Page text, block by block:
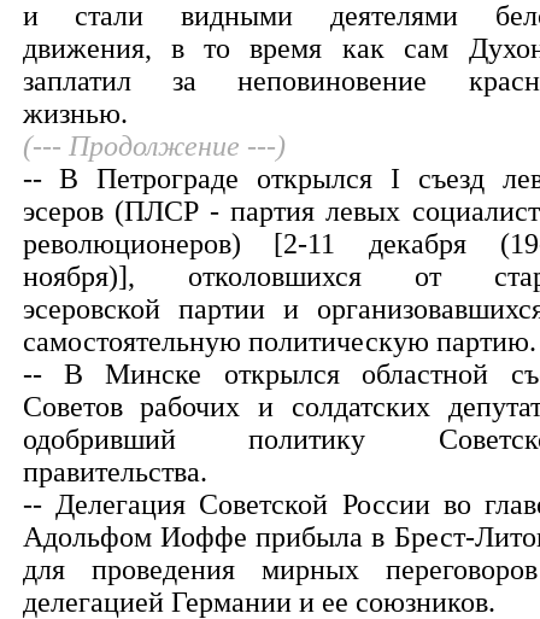
и стали видными деятелями
движения, в то время как сам
заплатил за неповиновение
жизнью.
(--- Продолжение ---)
-- В Петрограде открылся I съезд
эсеров (ПЛСР - партия левых
революционеров) [2-11 декабря
ноября)], отколовшихся от
эсеровской партии и
самостоятельную политическую партию.
-- В Минске открылся областной
Советов рабочих и солдатских
одобривший политику
правительства.
-- Делегация Советской России во
Адольфом Иоффе прибыла в Брест-
для проведения мирных
делегацией Германии и ее союзников.